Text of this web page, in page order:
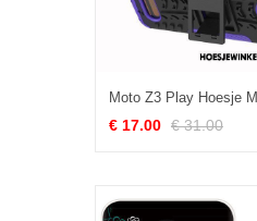
€ 17.00 € 31.00